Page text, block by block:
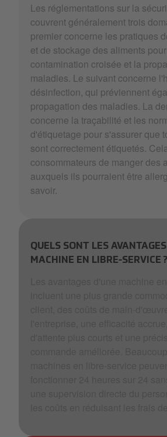
Les réglementations sur la
couvrent généralement trois
premier concerne les pratiques
et de stockage des aliments
contamination croisée et la
maladies. Le suivant concerne
désinfection, qui préviennent
propagation des maladies. La
concerne la traçabilité et les
d'étiquetage pour s'assurer que
sont correctement étiquetés.
consommateurs de manger des
auxquels ils pourraient être
savoir.
QUELS SONT LES
MACHINE EN LIBRE-SERVICE ?